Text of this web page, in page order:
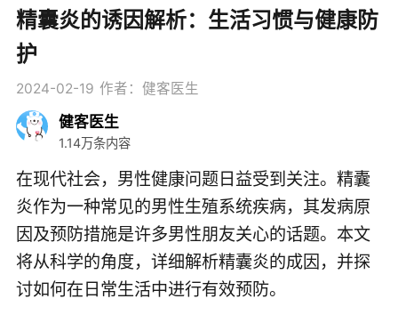
精囊炎的诱因解析：生活习惯与健康防
护
2024-02-19 作者：健客医生
健客医生
1.14万条内容
在现代社会，男性健康问题日益受到关注。精囊
炎作为一种常见的男性生殖系统疾病，其发病原
因及预防措施是许多男性朋友关心的话题。本文
将从科学的角度，详细解析精囊炎的成因，并探
讨如何在日常生活中进行有效预防。